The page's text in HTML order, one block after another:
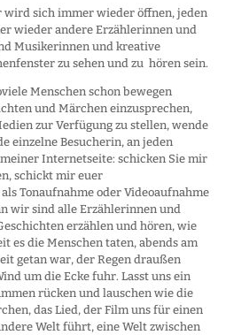
wird sich immer wieder öffnen, jeden
wieder andere Erzählerinnen und
Musikerinnen und kreative
zu sehen und zu hören sein.
Menschen schon bewegen
und Märchen einzusprechen,
zur Verfügung zu stellen, wende
einzelne Besucherin, an jeden
Internetseite: schicken Sie mir
schickt mir euer
Tonaufnahme oder Videoaufnahme
wir sind alle Erzählerinnen und
erzählen und hören, wie
es die Menschen taten, abends am
getan war, der Regen draußen
um die Ecke fuhr. Lasst uns ein
rücken und lauschen wie die
das Lied, der Film uns für einen
Welt führt, eine Welt zwischen